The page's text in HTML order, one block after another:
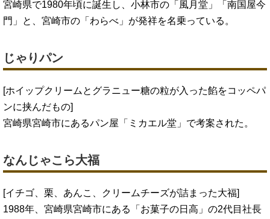
宮崎県で1980年頃に誕生し、小林市の「風月堂」「南国屋今
門」と、宮崎市の「わらべ」が発祥を名乗っている。
じゃりパン
[ホイップクリームとグラニュー糖の粒が入った餡をコッペパ
ンに挟んだもの]
宮崎県宮崎市にあるパン屋「ミカエル堂」で考案された。
なんじゃこら大福
[イチゴ、栗、あんこ、クリームチーズが詰まった大福]
1988年、宮崎県宮崎市にある「お菓子の日高」の2代目社長